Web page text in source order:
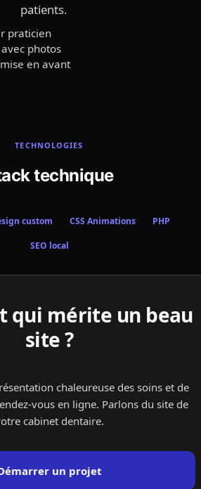
patients.
praticien
photos
en avant
TECHNOLOGIES
technique
custom CSS Animations PHP
SEO local
qui mérite un beau
site ?
chaleureuse des soins et de
vous en ligne. Parlons du site de
cabinet dentaire.
un projet